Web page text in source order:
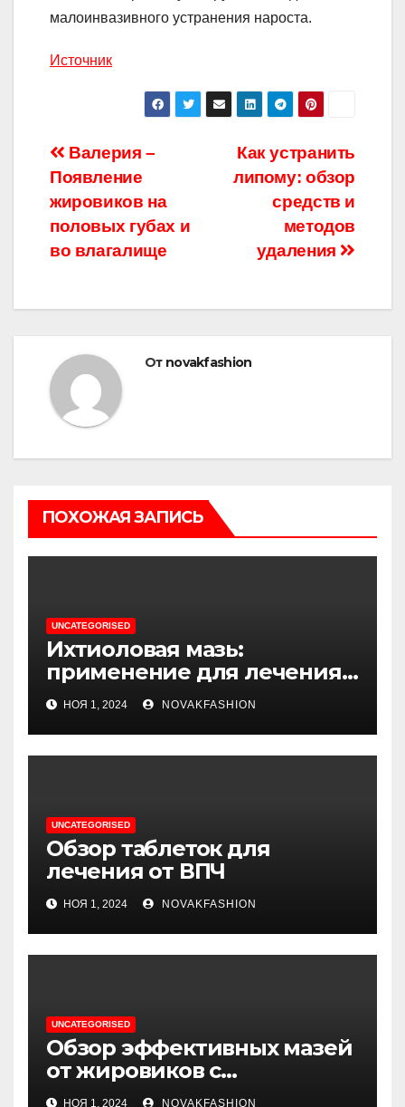
малоинвазивного устранения нароста.
Источник
Навигация
по
записям
Как устранить
липому: обзор
средств и
методов
удаления
Валерия –
Появление
жировиков на
половых губах и
во влагалище
От novakfashion
ПОХОЖАЯ ЗАПИСЬ
UNCATEGORISED
Ихтиоловая мазь:
применение для лечения
фурункулов
НОЯ 1, 2024 NOVAKFASHION
UNCATEGORISED
Обзор таблеток для
лечения от ВПЧ
НОЯ 1, 2024 NOVAKFASHION
UNCATEGORISED
Обзор эффективных мазей
от жировиков с
рассасывающим эффектом
НОЯ 1, 2024 NOVAKFASHION